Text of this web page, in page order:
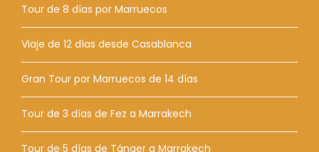
Tour de 8 días por Marruecos
Viaje de 12 días desde Casablanca
Gran Tour por Marruecos de 14 días
Tour de 3 días de Fez a Marrakech
Tour de 5 días de Tánger a Marrakech